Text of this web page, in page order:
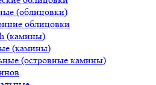
(облицовки)
облицовки
(камины)
(камины)
(островные камины)